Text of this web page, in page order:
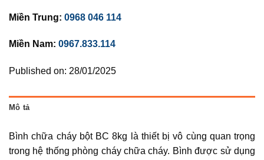
Miền Trung: 0968 046 114
Miền Nam: 0967.833.114
Published on: 28/01/2025
Mô tả
Bình chữa cháy bột BC 8kg là thiết bị vô cùng quan trọng
trong hệ thống phòng cháy chữa cháy. Bình được sử dụng